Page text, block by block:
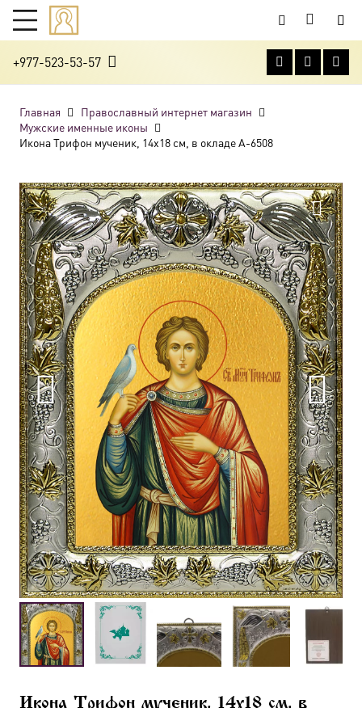
+977-523-53-57
Главная
Православный интернет магазин
Мужские именные иконы
Икона Трифон мученик, 14х18 см, в окладе A-6508
Икона Трифон мученик, 14х18 см, в